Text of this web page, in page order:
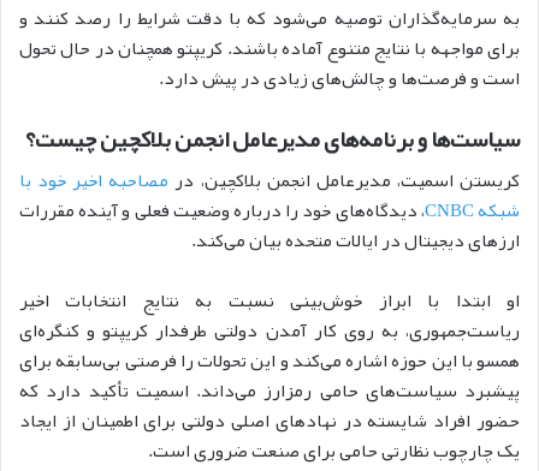
به سرمایه‌گذاران توصیه می‌شود که با دقت شرایط را رصد کنند و
برای مواجهه با نتایج متنوع آماده باشند. کر‌یپتو همچنان در حال تحول
است و فرصت‌ها و چالش‌های زیادی در پیش دارد.
سیاست‌ها و برنامه‌های مدیرعامل انجمن بلاکچین چیست؟
کریستن اسمیت، مدیرعامل انجمن بلاکچین، در مصاحبه اخیر خود با
شبکه CNBC
، دیدگاه‌های خود را درباره وضعیت فعلی و آینده مقررات
ارزهای دیجیتال در ایالات متحده بیان می‌کند.
او ابتدا با ابراز خوش‌بینی نسبت به نتایج انتخابات اخیر
ریاست‌جمهوری، به روی کار آمدن دولتی طرفدار کریپتو و کنگره‌ای
همسو با این حوزه اشاره می‌کند و این تحولات را فرصتی بی‌سابقه برای
پیشبرد سیاست‌های حامی رمزارز می‌داند. اسمیت تأکید دارد که
حضور افراد شایسته در نهادهای اصلی دولتی برای اطمینان از ایجاد
یک چارچوب نظارتی حامی برای صنعت ضروری است.